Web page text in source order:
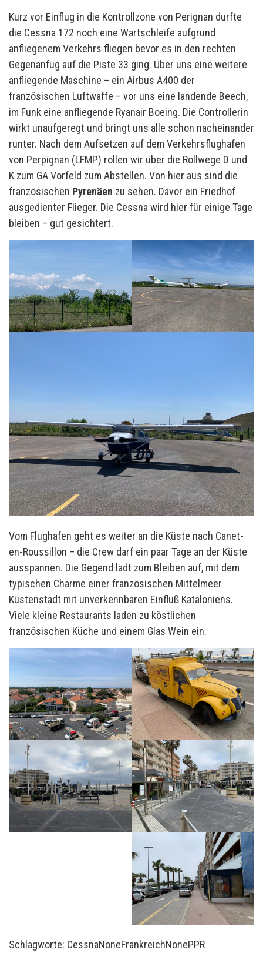
Kurz vor Einflug in die Kontrollzone von Perignan durfte
die Cessna 172 noch eine Wartschleife aufgrund
anfliegenem Verkehrs fliegen bevor es in den rechten
Gegenanfug auf die Piste 33 ging. Über uns eine weitere
anfliegende Maschine – ein Airbus A400 der
französischen Luftwaffe – vor uns eine landende Beech,
im Funk eine anfliegende Ryanair Boeing. Die Controllerin
wirkt unaufgeregt und bringt uns alle schon nacheinander
runter. Nach dem Aufsetzen auf dem Verkehrsflughafen
von Perpignan (LFMP) rollen wir über die Rollwege D und
K zum GA Vorfeld zum Abstellen. Von hier aus sind die
französischen Pyrenäen zu sehen. Davor ein Friedhof
ausgedienter Flieger. Die Cessna wird hier für einige Tage
bleiben – gut gesichtert.
Vom Flughafen geht es weiter an die Küste nach Canet-
en-Roussillon – die Crew darf ein paar Tage an der Küste
ausspannen. Die Gegend lädt zum Bleiben auf, mit dem
typischen Charme einer französischen Mittelmeer
Küstenstadt mit unverkennbaren Einfluß Kataloniens.
Viele kleine Restaurants laden zu köstlichen
französischen Küche und einem Glas Wein ein.
Schlagworte: CessnaNoneFrankreichNonePPR